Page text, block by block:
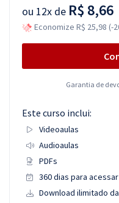
ou 12x de R$ 8,66
Economize R$ 25,98 (-
Garantia de
Este curso inclui:
Videoaulas
Audioaulas
PDFs
360 dias para acessar
Download ilimitado